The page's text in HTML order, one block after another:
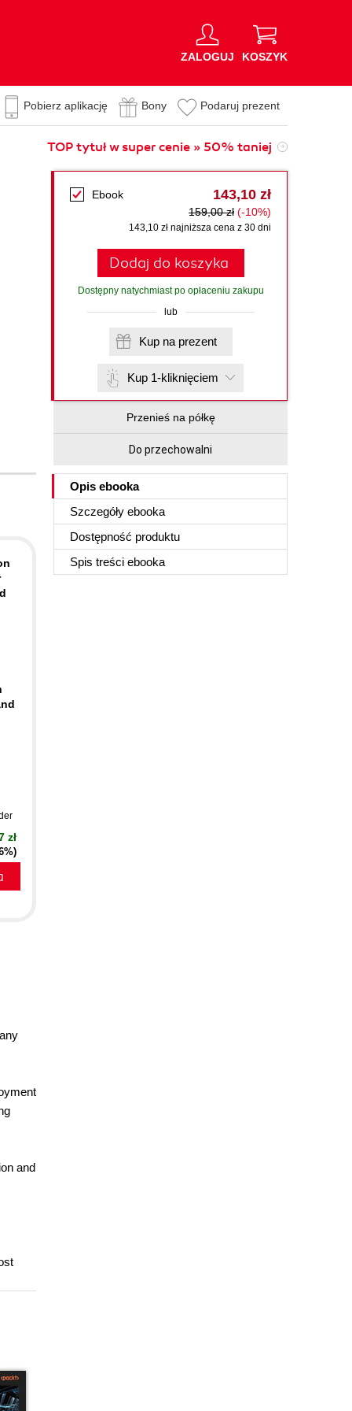
ZALOGUJ KOSZYK
Pobierz aplikację Bony Podaruj prezent
TOP tytuł w super cenie » 50% taniej
Ebook 143,10 zł
159,00 zł (-10%)
143,10 zł najniższa cena z 30 dni
Dodaj do koszyka
Dostępny natychmiast po opłaceniu zakupu
lub
Kup na prezent
Kup 1-kliknięciem
Przenieś na półkę
Do przechowalni
Opis ebooka
Szczegóły ebooka
Dostępność produktu
Spis treści ebooka
zł
and